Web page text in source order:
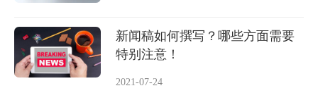
新闻稿如何撰写？哪些方面需要
特别注意！
2021-07-24